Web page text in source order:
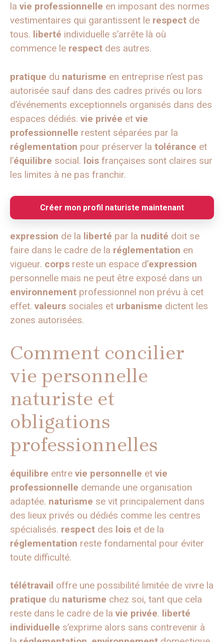
la vie professionnelle en imposant des normes
vestimentaires qui garantissent le respect de
tous. liberté individuelle s’arrête là où
commence le respect des autres.
pratique du naturisme en entreprise n’est pas
autorisée sauf dans des cadres privés ou lors
d’événements exceptionnels organisés dans des
espaces dédiés. vie privée et vie
professionnelle restent séparées par la
réglementation pour préserver la tolérance et
l’équilibre social. lois françaises sont claires sur
les limites à ne pas franchir.
Créer mon profil naturiste maintenant
expression de la liberté par la nudité doit se
faire dans le cadre de la réglementation en
vigueur. corps reste un espace d’expression
personnelle mais ne peut être exposé dans un
environnement professionnel non prévu à cet
effet. valeurs sociales et urbanisme dictent les
zones autorisées.
Comment concilier
vie personnelle
naturiste et
obligations
professionnelles
équilibre entre vie personnelle et vie
professionnelle demande une organisation
adaptée. naturisme se vit principalement dans
des lieux privés ou dédiés comme les centres
spécialisés. respect des lois et de la
réglementation reste fondamental pour éviter
toute difficulté.
télétravail offre une possibilité limitée de vivre la
pratique du naturisme chez soi, tant que cela
reste dans le cadre de la vie privée. liberté
individuelle s’exprime alors sans contrevenir à